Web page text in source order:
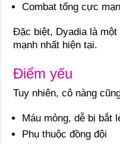
Combat tổng cực
Đặc biệt, Dyadia là
mạnh nhất hiện tại.
Điểm yếu
Tuy nhiên, cô nàng
Máu mỏng, dễ bị bắt
Phụ thuộc đồng đội